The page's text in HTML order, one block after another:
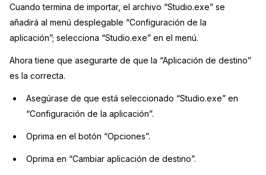
Cuando termina de importar, el archivo “Studio.exe” se
añadirá al menú desplegable “Configuración de la
aplicación”; selecciona “Studio.exe” en el menú.
Ahora tiene que asegurarte de que la “Aplicación de destino”
es la correcta.
Asegúrase de que está seleccionado “Studio.exe” en
“Configuración de la aplicación”.
Oprima en el botón “Opciones”.
Oprima en “Cambiar aplicación de destino”.